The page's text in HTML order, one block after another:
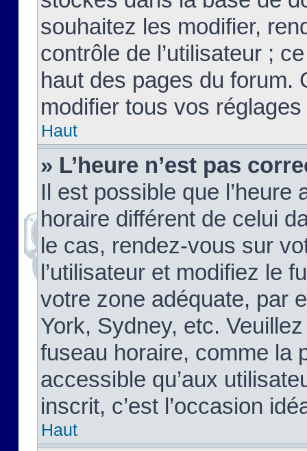
souhaitez les modifier,
contrôle de l’utilisateur ;
haut des pages du forum.
modifier tous vos
Haut
» L’heure n’est pas
Il est possible que
horaire différent de celui
le cas, rendez-vous sur
l’utilisateur et modifiez le
votre zone adéquate, par
York, Sydney, etc.
fuseau horaire, comme la
accessible qu’aux
inscrit, c’est l’occasion
Haut